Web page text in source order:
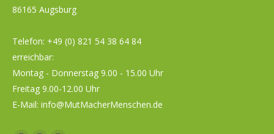
86165 Augsburg
Telefon: +49 (0) 821 54 38 64 84
erreichbar:
Montag - Donnerstag 9.00 - 15.00 Uhr
Freitag 9.00-12.00 Uhr
E-Mail: info@MutMacherMenschen.de